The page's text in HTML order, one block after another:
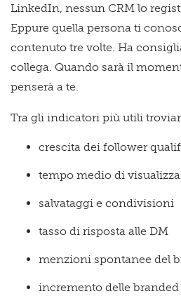
LinkedIn, nessun CRM lo
Eppure quella persona ti
contenuto tre volte. Ha
collega. Quando sarà il
penserà a te.
Tra gli indicatori più utili
crescita dei follower
tempo medio di
salvataggi e condivisioni
tasso di risposta alle DM
menzioni spontanee del
incremento delle